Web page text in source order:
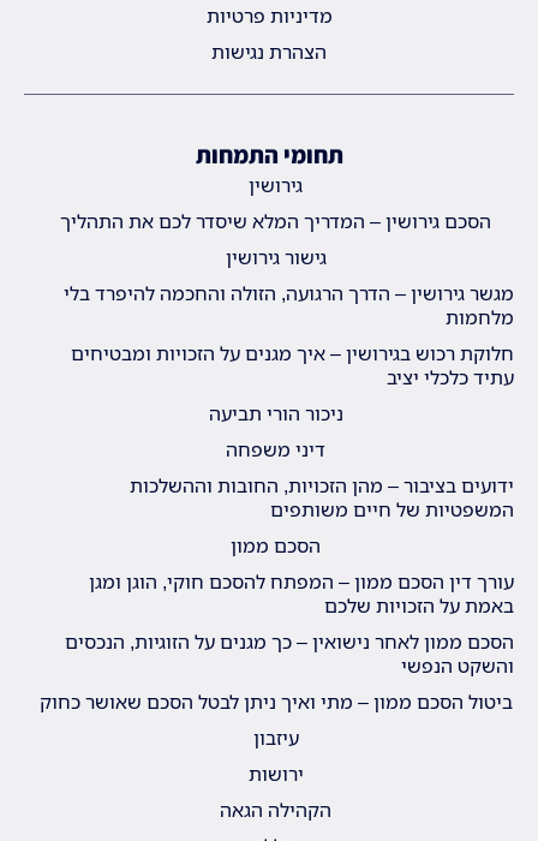
מדיניות פרטיות
הצהרת נגישות
תחומי התמחות
גירושין
הסכם גירושין – המדריך המלא שיסדר לכם את התהליך
גישור גירושין
מגשר גירושין – הדרך הרגועה, הזולה והחכמה להיפרד בלי
מלחמות
חלוקת רכוש בגירושין – איך מגנים על הזכויות ומבטיחים
עתיד כלכלי יציב
ניכור הורי תביעה
דיני משפחה
ידועים בציבור – מהן הזכויות, החובות וההשלכות
המשפטיות של חיים משותפים
הסכם ממון
עורך דין הסכם ממון – המפתח להסכם חוקי, הוגן ומגן
באמת על הזכויות שלכם
הסכם ממון לאחר נישואין – כך מגנים על הזוגיות, הנכסים
והשקט הנפשי
ביטול הסכם ממון – מתי ואיך ניתן לבטל הסכם שאושר כחוק
עיזבון
ירושות
הקהילה הגאה